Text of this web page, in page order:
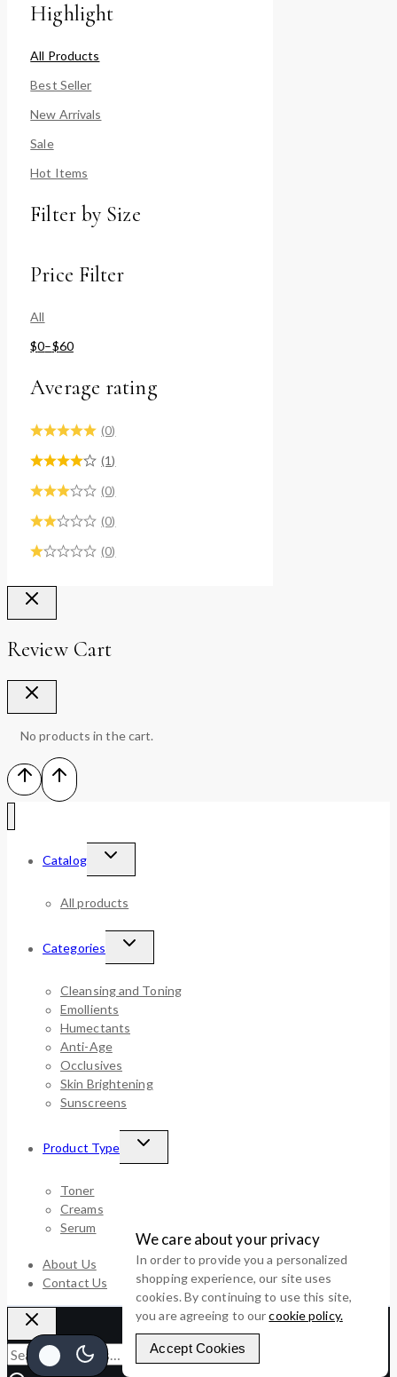
We care about your privacy
In order to provide you a personalized
shopping experience, our site uses
cookies. By continuing to use this site,
you are agreeing to ourcookie policy.
Accept Cookies
Highlight
All Products
Best Seller
New Arrivals
Sale
Hot Items
Filter by Size
Price Filter
All
$0–$60
Average rating
(0)
(1)
(0)
(0)
(0)
Review Cart
No products in the cart.
Catalog
All products
Categories
Cleansing and Toning
Emollients
Humectants
Anti-Age
Occlusives
Skin Brightening
Sunscreens
Product Type
Toner
Creams
Serum
About Us
Contact Us
Search